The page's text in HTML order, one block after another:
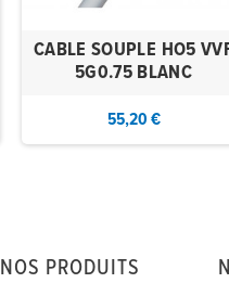
CABLE SOUPLE HO5
5G0.75 BLANC
55,20 €
NOS PRODUITS